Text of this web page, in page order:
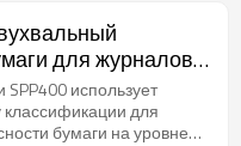
для журналов
резкой
SPP400 использует
для
бумаги на уровне